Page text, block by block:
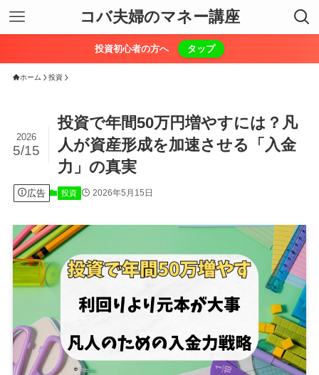
コバ夫婦のマネー講座
投資初心者の方へ タップ
ホーム 投資
投資で年間50万円増やすには？凡
人が資産形成を加速させる「入金
力」の真実
2026
5/15
広告 投資 2026年5月15日